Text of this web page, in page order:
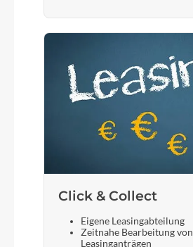
Click & Collect
Eigene Leasingabteilung
Zeitnahe Bearbeitung von
Leasinganträgen